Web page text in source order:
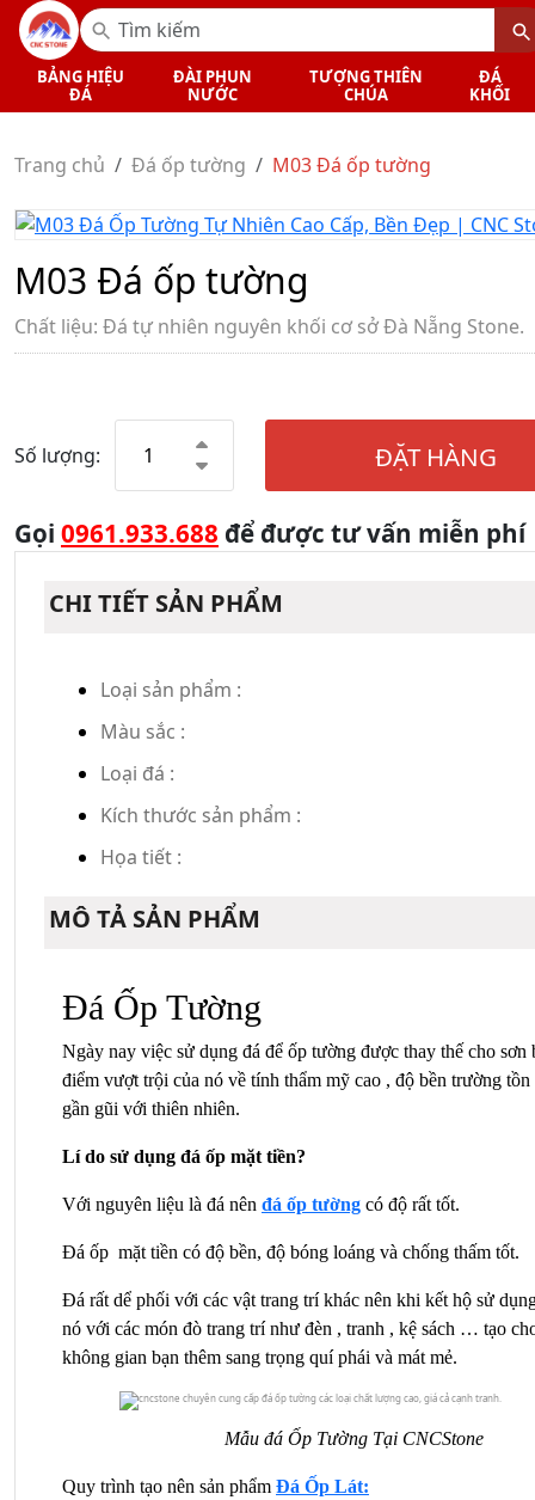
BẢNG HIỆU
ĐÁ
ĐÀI PHUN
NƯỚC
TƯỢNG THIÊN
CHÚA
ĐÁ
KHỐI
Trang chủ Đá ốp tường M03 Đá ốp tường
M03 Đá ốp tường
Chất liệu: Đá tự nhiên nguyên khối cơ sở Đà Nẵng Stone.
Số lượng: ĐẶT HÀNG
Gọi 0961.933.688 để được tư vấn miễn phí
CHI TIẾT SẢN PHẨM
Loại sản phẩm :
Màu sắc :
Loại đá :
Kích thước sản phẩm :
Họa tiết :
MÔ TẢ SẢN PHẨM
Đá Ốp Tường
Ngày nay việc sử dụng đá để ốp tường được thay thế cho sơn
điểm vượt trội của nó về tính thẩm mỹ cao , độ bền trường tồn
gần gũi với thiên nhiên.
Lí do sử dụng đá ốp mặt tiền?
Với nguyên liệu là đá nên đá ốp tường có độ rất tốt.
Đá ốp  mặt tiền có độ bền, độ bóng loáng và chống thấm tốt.
Đá rất dể phối với các vật trang trí khác nên khi kết hộ sử
nó với các món đò trang trí như đèn , tranh , kệ sách … tạo
không gian bạn thêm sang trọng quí phái và mát mẻ.
Mẫu đá Ốp Tường Tại CNCStone
Quy trình tạo nên sản phẩm Đá Ốp Lát: